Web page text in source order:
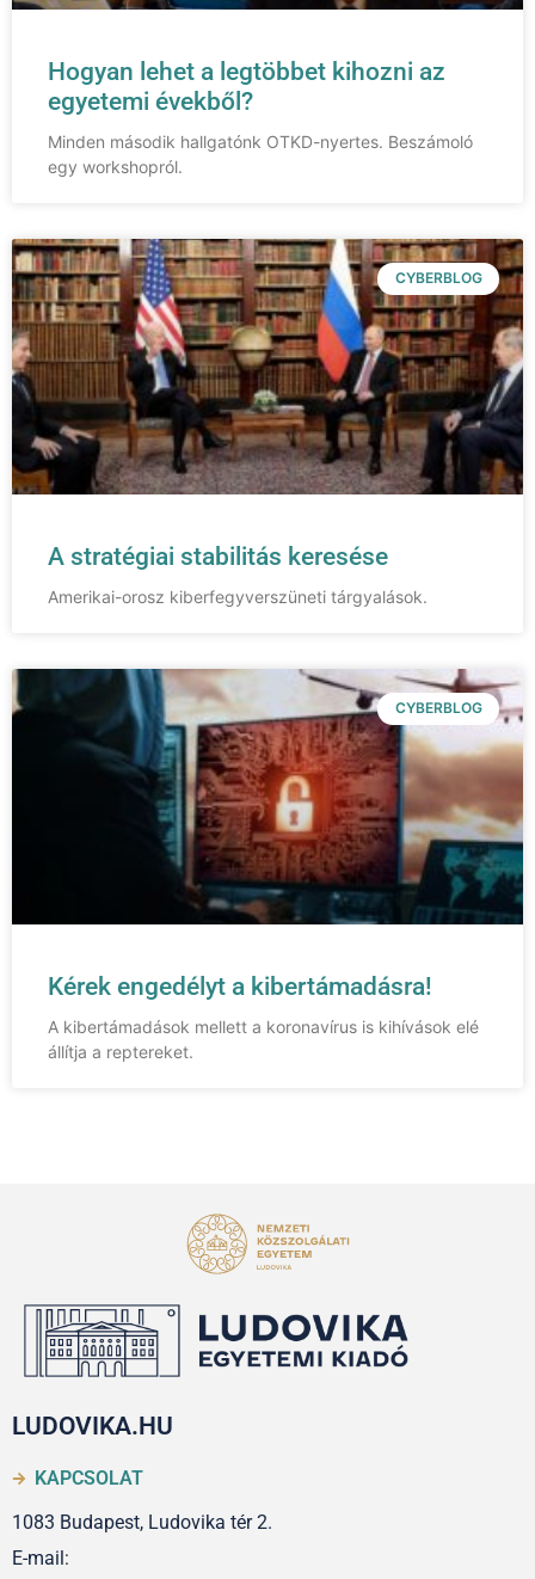
Hogyan lehet a legtöbbet kihozni az
egyetemi évekből?
Minden második hallgatónk OTKD-nyertes. Beszámoló
egy workshopról.
CYBERBLOG
A stratégiai stabilitás keresése
Amerikai-orosz kiberfegyverszüneti tárgyalások.
CYBERBLOG
Kérek engedélyt a kibertámadásra!
A kibertámadások mellett a koronavírus is kihívások elé
állítja a reptereket.
LUDOVIKA.HU
KAPCSOLAT
1083 Budapest, Ludovika tér 2.
E-mail: